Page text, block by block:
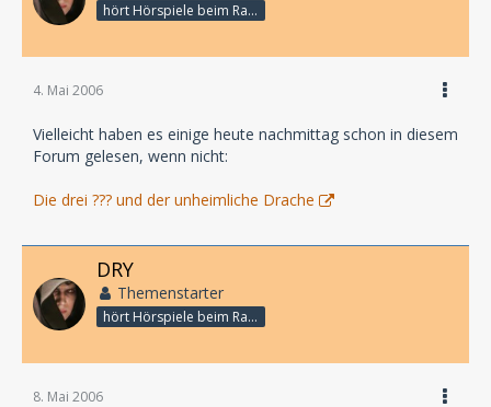
hört Hörspiele beim Rasenmähen
4. Mai 2006
Vielleicht haben es einige heute nachmittag schon in diesem
Forum gelesen, wenn nicht:
Die drei ??? und der unheimliche Drache
DRY
Themenstarter
hört Hörspiele beim Rasenmähen
8. Mai 2006